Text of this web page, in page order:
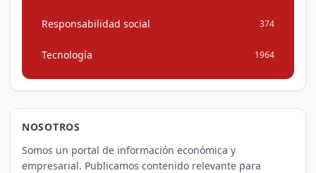
Responsabilidad social 374
Tecnología 1964
NOSOTROS
Somos un portal de información económica y
empresarial. Publicamos contenido relevante para